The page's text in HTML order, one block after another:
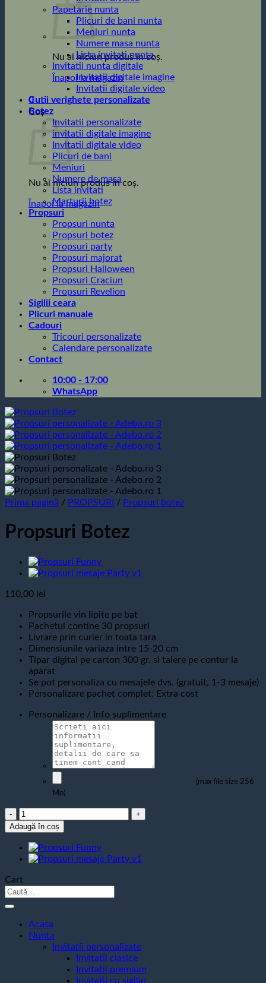
Nu ai niciun produs în coș.
Înapoi la magazin
0
Coș
Nu ai niciun produs în coș.
Înapoi la magazin
Papetarie nunta
Plicuri de bani nunta
Meniuri nunta
Numere masa nunta
Lista invitati nunta
Invitatii nunta digitale
Invitatii digitale imagine
Invitatii digitale video
Cutii verighete personalizate
Botez
Invitatii personalizate
invitatii digitale imagine
Invitatii digitale video
Plicuri de bani
Meniuri
Numere de masa
Lista invitati
Marturii botez
Propsuri
Propsuri nunta
Propsuri botez
Propsuri party
Propsuri majorat
Propsuri Halloween
Propsuri Craciun
Propsuri Revelion
Sigilii ceara
Plicuri manuale
Cadouri
Tricouri personalizate
Calendare personalizate
Contact
10:00 - 17:00
WhatsApp
Prima pagină / PROPSURI / Propsuri botez
Propsuri Botez
110,00 lei
Propsurile vin lipite pe bat
Pachetul contine 30 propsuri
Livrare prin curier in toata tara
Dimensiunile variaza intre 15-20 cm
Tipar digital pe carton 300 gr. si taiere pe contur la
aparat
Se pot personaliza cu mesajele dvs. (gratuit, 1-3 mesaje)
Personalizare pachet complet: Extra cost
Personalizare / Info suplimentare
(max file size 256
Mo)
Cantitate
Propsuri
Botez
Adaugă în coș
Cart
Caută
Acasa
Nunta
Invitatii personalizate
Invitatii clasice
Invitatii premium
Invitatii cu sigiliu